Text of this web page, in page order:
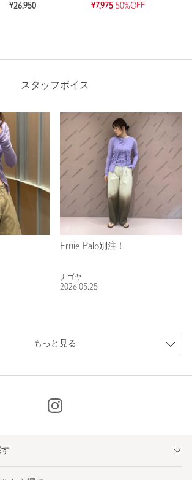
¥26,950
¥7,975 50%OFF
スタッフボイス
Ernie Palo別注！
ナゴヤ
2026.05.25
もっと見る